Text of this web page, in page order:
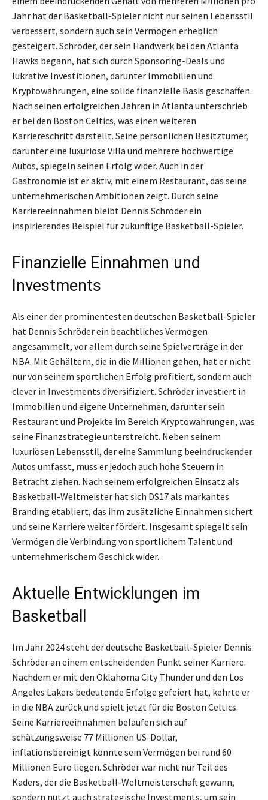
Jahr hat der Basketball-Spieler nicht nur seinen Lebensstil
verbessert, sondern auch sein Vermögen erheblich
gesteigert. Schröder, der sein Handwerk bei den Atlanta
Hawks begann, hat sich durch Sponsoring-Deals und
lukrative Investitionen, darunter Immobilien und
Kryptowährungen, eine solide finanzielle Basis geschaffen.
Nach seinen erfolgreichen Jahren in Atlanta unterschrieb
er bei den Boston Celtics, was einen weiteren
Karriereschritt darstellt. Seine persönlichen Besitztümer,
darunter eine luxuriöse Villa und mehrere hochwertige
Autos, spiegeln seinen Erfolg wider. Auch in der
Gastronomie ist er aktiv, mit einem Restaurant, das seine
unternehmerischen Ambitionen zeigt. Durch seine
Karriereeinnahmen bleibt Dennis Schröder ein
inspirierendes Beispiel für zukünftige Basketball-Spieler.
Finanzielle Einnahmen und
Investments
Als einer der prominentesten deutschen Basketball-Spieler
hat Dennis Schröder ein beachtliches Vermögen
angesammelt, vor allem durch seine Spielverträge in der
NBA. Mit Gehältern, die in die Millionen gehen, hat er nicht
nur von seinem sportlichen Erfolg profitiert, sondern auch
clever in Investments diversifiziert. Schröder investiert in
Immobilien und eigene Unternehmen, darunter sein
Restaurant und Projekte im Bereich Kryptowährungen, was
seine Finanzstrategie unterstreicht. Neben seinem
luxuriösen Lebensstil, der eine Sammlung beeindruckender
Autos umfasst, muss er jedoch auch hohe Steuern in
Betracht ziehen. Nach seinem erfolgreichen Einsatz als
Basketball-Weltmeister hat sich DS17 als markantes
Branding etabliert, das ihm zusätzliche Einnahmen sichert
und seine Karriere weiter fördert. Insgesamt spiegelt sein
Vermögen die Verbindung von sportlichem Talent und
unternehmerischem Geschick wider.
Aktuelle Entwicklungen im
Basketball
Im Jahr 2024 steht der deutsche Basketball-Spieler Dennis
Schröder an einem entscheidenden Punkt seiner Karriere.
Nachdem er mit den Oklahoma City Thunder und den Los
Angeles Lakers bedeutende Erfolge gefeiert hat, kehrte er
in die NBA zurück und spielt jetzt für die Boston Celtics.
Seine Karriereeinnahmen belaufen sich auf
schätzungsweise 77 Millionen US-Dollar,
inflationsbereinigt könnte sein Vermögen bei rund 60
Millionen Euro liegen. Schröder war nicht nur Teil des
Kaders, der die Basketball-Weltmeisterschaft gewann,
sondern nutzt auch strategische Investments, um sein